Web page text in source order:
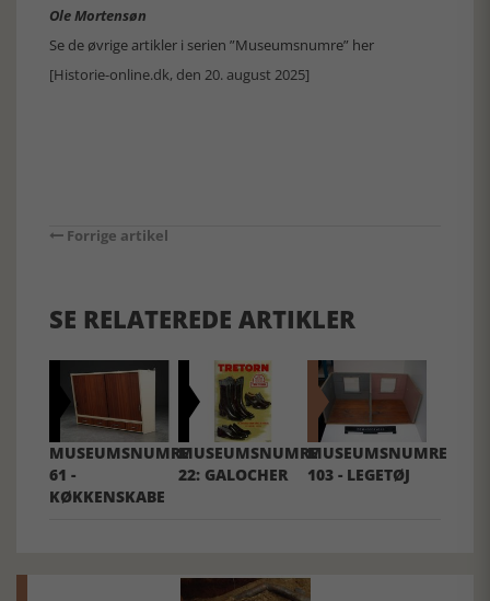
Ole Mortensøn
Se de øvrige artikler i serien ”Museumsnumre” her
[Historie-online.dk, den 20. august 2025]
Forrige artikel
SE RELATEREDE ARTIKLER
MUSEUMSNUMRE
61 -
KØKKENSKABE
MUSEUMSNUMRE
22: GALOCHER
MUSEUMSNUMRE
103 - LEGETØJ